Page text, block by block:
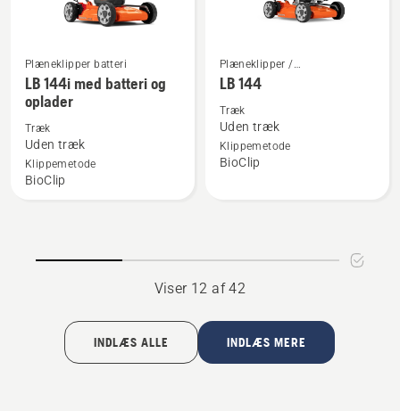
Se
flere
detaljer
om
LB 144i
med
Plæneklipper batteri
LB 144i med batteri og
oplader
Træk
Uden træk
Klippemetode
BioClip
Se
flere
detaljer
om
LB 144
Plæneklipper /
Græsslåmaskine
LB 144
Træk
Uden træk
Klippemetode
BioClip
Viser 12 af 42
INDLÆS ALLE INDLÆS MERE